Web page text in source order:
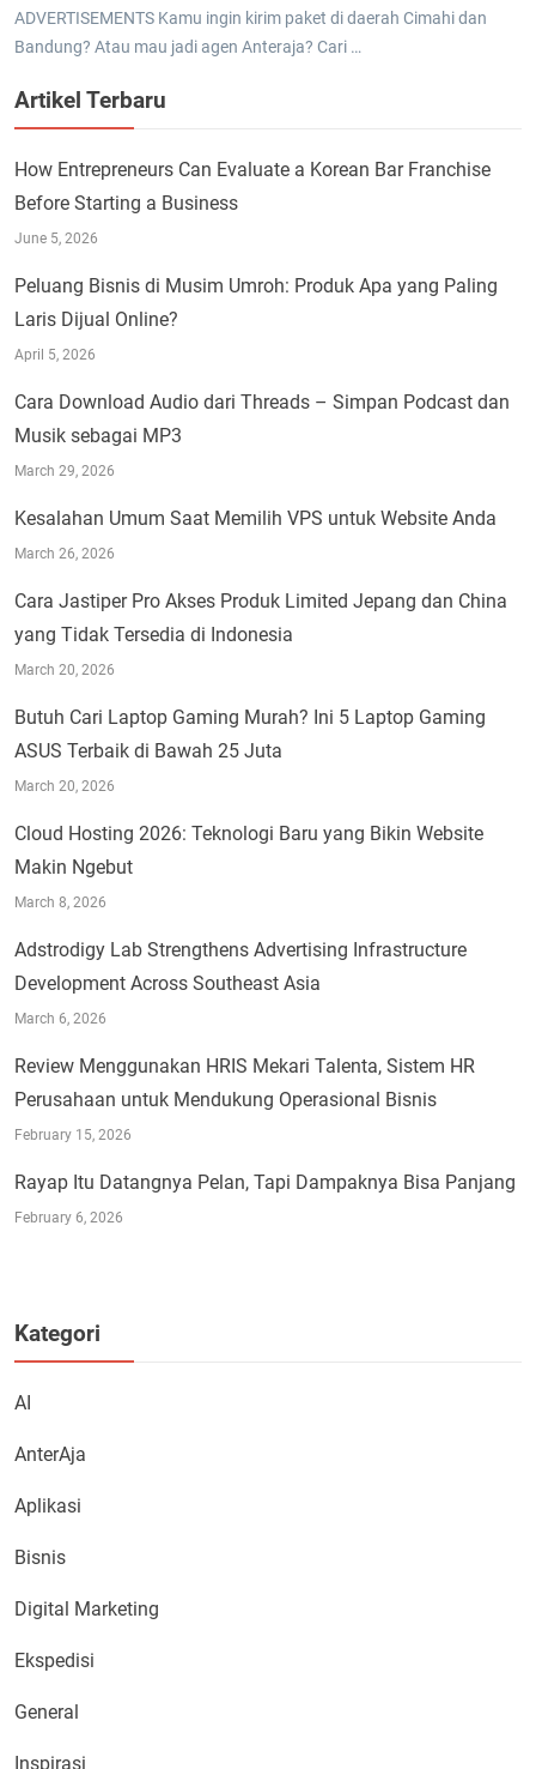
ADVERTISEMENTS Kamu ingin kirim paket di daerah Cimahi dan
Bandung? Atau mau jadi agen Anteraja? Cari …
Artikel Terbaru
How Entrepreneurs Can Evaluate a Korean Bar Franchise
Before Starting a Business
June 5, 2026
Peluang Bisnis di Musim Umroh: Produk Apa yang Paling
Laris Dijual Online?
April 5, 2026
Cara Download Audio dari Threads – Simpan Podcast dan
Musik sebagai MP3
March 29, 2026
Kesalahan Umum Saat Memilih VPS untuk Website Anda
March 26, 2026
Cara Jastiper Pro Akses Produk Limited Jepang dan China
yang Tidak Tersedia di Indonesia
March 20, 2026
Butuh Cari Laptop Gaming Murah? Ini 5 Laptop Gaming
ASUS Terbaik di Bawah 25 Juta
March 20, 2026
Cloud Hosting 2026: Teknologi Baru yang Bikin Website
Makin Ngebut
March 8, 2026
Adstrodigy Lab Strengthens Advertising Infrastructure
Development Across Southeast Asia
March 6, 2026
Review Menggunakan HRIS Mekari Talenta, Sistem HR
Perusahaan untuk Mendukung Operasional Bisnis
February 15, 2026
Rayap Itu Datangnya Pelan, Tapi Dampaknya Bisa Panjang
February 6, 2026
Kategori
AI
AnterAja
Aplikasi
Bisnis
Digital Marketing
Ekspedisi
General
Inspirasi